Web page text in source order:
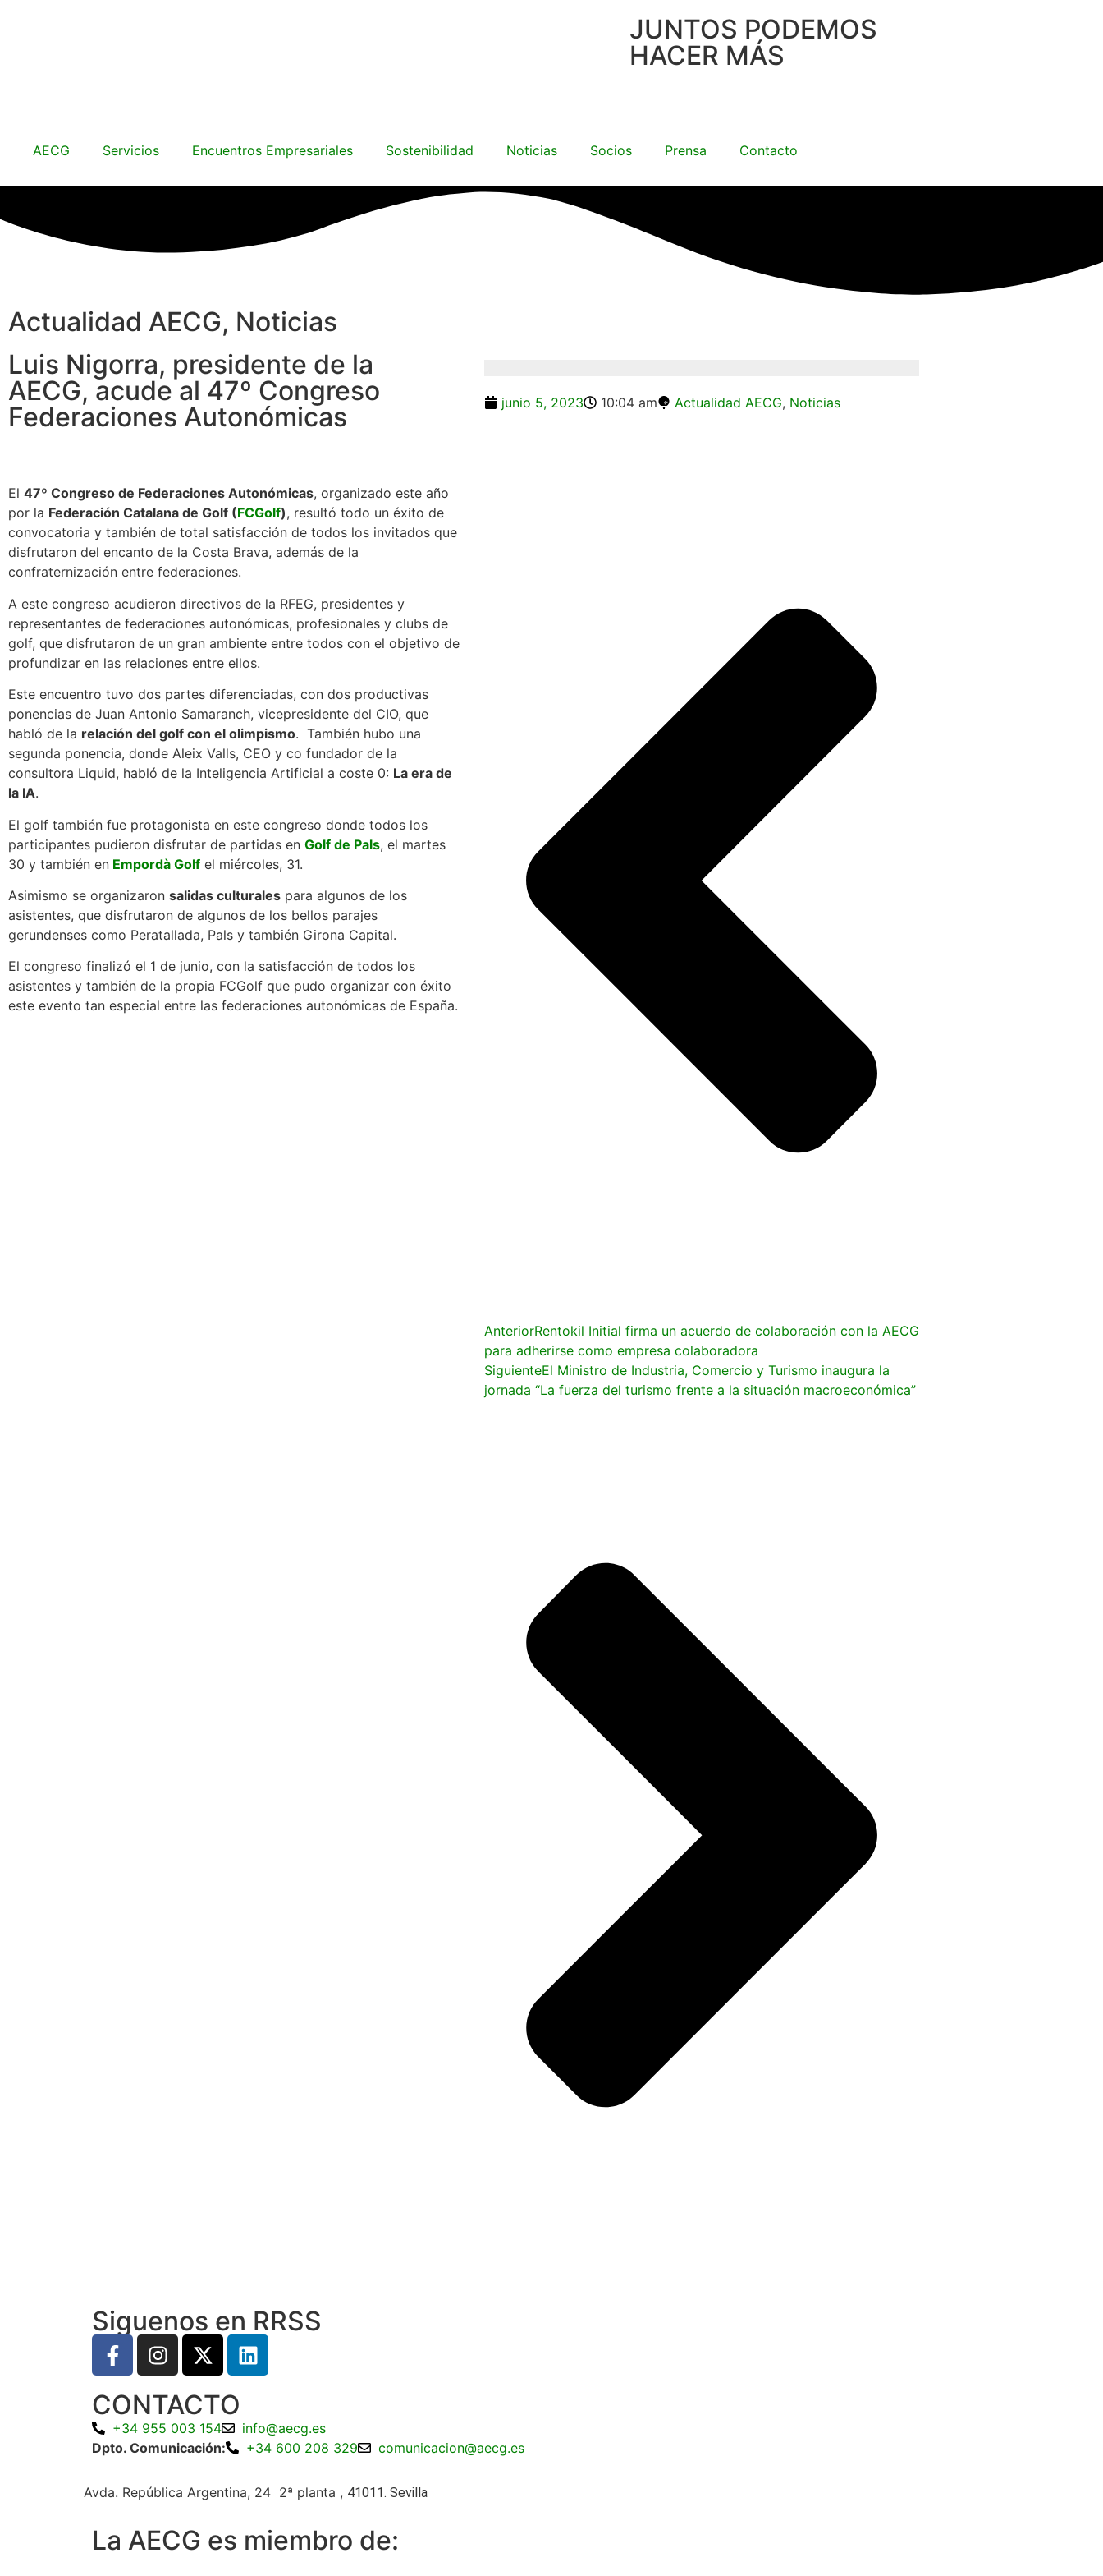
JUNTOS PODEMOS
HACER MÁS
AECG Servicios Encuentros Empresariales Sostenibilidad Noticias Socios Prensa Contacto
Actualidad AECG, Noticias
Luis Nigorra, presidente de la
AECG, acude al 47º Congreso
Federaciones Autonómicas
El 47º Congreso de Federaciones Autonómicas, organizado este año
por la Federación Catalana de Golf (FCGolf), resultó todo un éxito de
convocatoria y también de total satisfacción de todos los invitados que
disfrutaron del encanto de la Costa Brava, además de la
confraternización entre federaciones.
A este congreso acudieron directivos de la RFEG, presidentes y
representantes de federaciones autonómicas, profesionales y clubs de
golf, que disfrutaron de un gran ambiente entre todos con el objetivo de
profundizar en las relaciones entre ellos.
Este encuentro tuvo dos partes diferenciadas, con dos productivas
ponencias de Juan Antonio Samaranch, vicepresidente del CIO, que
habló de la relación del golf con el olimpismo. También hubo una
segunda ponencia, donde Aleix Valls, CEO y co fundador de la
consultora Liquid, habló de la Inteligencia Artificial a coste 0: La era de
la IA.
El golf también fue protagonista en este congreso donde todos los
participantes pudieron disfrutar de partidas en Golf de Pals, el martes
30 y también en Empordà Golf el miércoles, 31.
Asimismo se organizaron salidas culturales para algunos de los
asistentes, que disfrutaron de algunos de los bellos parajes
gerundenses como Peratallada, Pals y también Girona Capital.
El congreso finalizó el 1 de junio, con la satisfacción de todos los
asistentes y también de la propia FCGolf que pudo organizar con éxito
este evento tan especial entre las federaciones autonómicas de España.
junio 5, 2023 10:04 am Actualidad AECG, Noticias
AnteriorRentokil Initial firma un acuerdo de colaboración con la AECG
para adherirse como empresa colaboradora
SiguienteEl Ministro de Industria, Comercio y Turismo inaugura la
jornada “La fuerza del turismo frente a la situación macroeconómica”
Siguenos en RRSS
CONTACTO
+34 955 003 154
info@aecg.es
Dpto. Comunicación:
+34 600 208 329 comunicacion@aecg.es
Avda. República Argentina, 24 2ª planta , 41011. Sevilla
La AECG es miembro de: